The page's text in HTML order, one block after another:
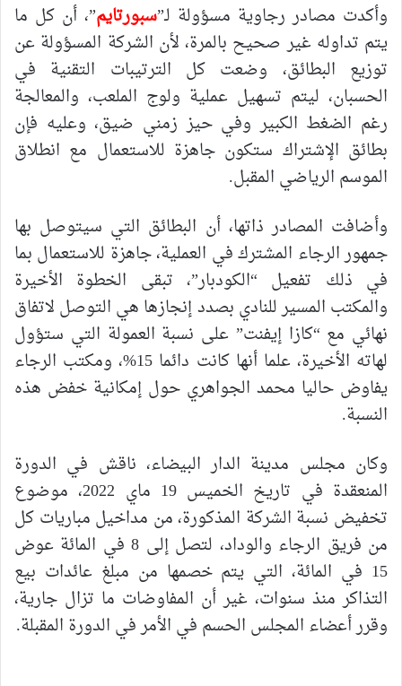
وأكدت مصادر رجاوية مسؤولة لـ”سبورتايم”، أن كل ما
يتم تداوله غير صحيح بالمرة، لأن الشركة المسؤولة عن
توزيع البطائق، وضعت كل الترتيبات التقنية في
الحسبان، ليتم تسهيل عملية ولوج الملعب، والمعالجة
رغم الضغط الكبير وفي حيز زمني ضيق، وعليه فإن
بطائق الإشتراك ستكون جاهزة للاستعمال مع انطلاق
الموسم الرياضي المقبل.
وأضافت المصادر ذاتها، أن البطائق التي سيتوصل بها
جمهور الرجاء المشترك في العملية، جاهزة للاستعمال بما
في ذلك تفعيل “الكودبار”، تبقى الخطوة الأخيرة
والمكتب المسير للنادي بصدد إنجازها هي التوصل لاتفاق
نهائي مع “كازا إيفنت” على نسبة العمولة التي ستؤول
لهاته الأخيرة، علما أنها كانت دائما 15%، ومكتب الرجاء
يفاوض حاليا محمد الجواهري حول إمكانية خفض هذه
النسبة.
وكان مجلس مدينة الدار البيضاء، ناقش في الدورة
المنعقدة في تاريخ الخميس 19 ماي 2022، موضوع
تخفيض نسبة الشركة المذكورة، من مداخيل مباريات كل
من فريق الرجاء والوداد، لتصل إلى 8 في المائة عوض
15 في المائة، التي يتم خصمها من مبلغ عائدات بيع
التذاكر منذ سنوات، غير أن المفاوضات ما تزال جارية،
وقرر أعضاء المجلس الحسم في الأمر في الدورة المقبلة.